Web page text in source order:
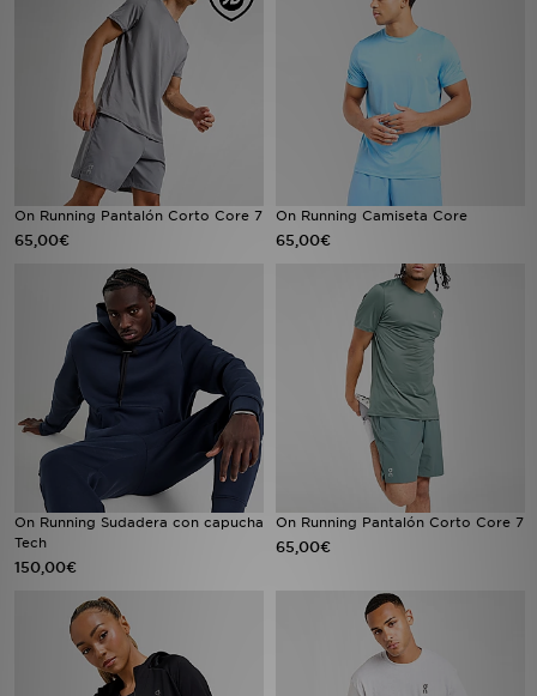
On Running Pantalón Corto Core 7
65,00€
On Running Camiseta Core
65,00€
On Running Sudadera con capucha
Tech
150,00€
On Running Pantalón Corto Core 7
65,00€